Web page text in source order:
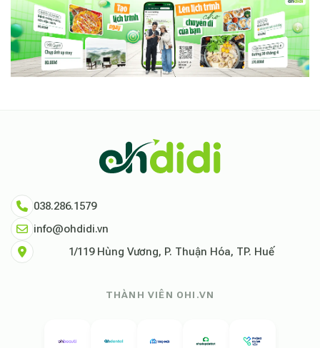
038.286.1579
info@ohdidi.vn
1/119 Hùng Vương, P. Thuận Hóa, TP. Huế
THÀNH VIÊN OHI.VN